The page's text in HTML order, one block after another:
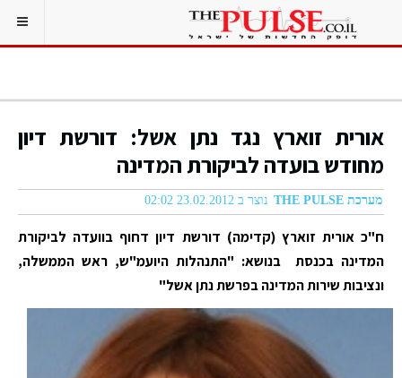
אורית זוארץ נגד נתן אשל: דורשת דיון
מחודש בועדה לביקורת המדינה
מערכת THE PULSE נוצר ב 23.02.2012 02:02
ח"כ אורית זוארץ (קדימה) דורשת דיון דחוף בוועדה לביקורת
המדינה בכנסת בנושא: "התנהלות היועמ"ש, ראש הממשלה,
ונציבות שירות המדינה בפרשת נתן אשל"